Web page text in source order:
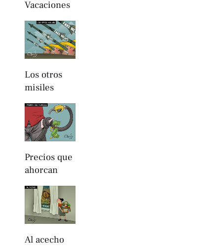
Vacaciones
Los otros
misiles
Precios que
ahorcan
Al acecho